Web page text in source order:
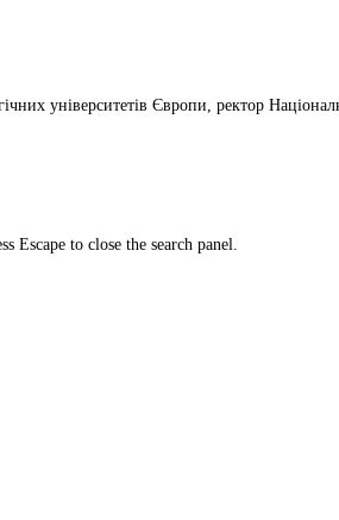
університетів Європи, ректор
Escape to close the search panel.